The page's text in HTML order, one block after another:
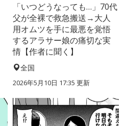
「いつどうなっても…」70代
父が全裸で救急搬送→大人
用オムツを手に最悪を覚悟
するアラサー娘の痛切な実
情【作者に聞く】
全国
2026年5月10日 17:35 更新